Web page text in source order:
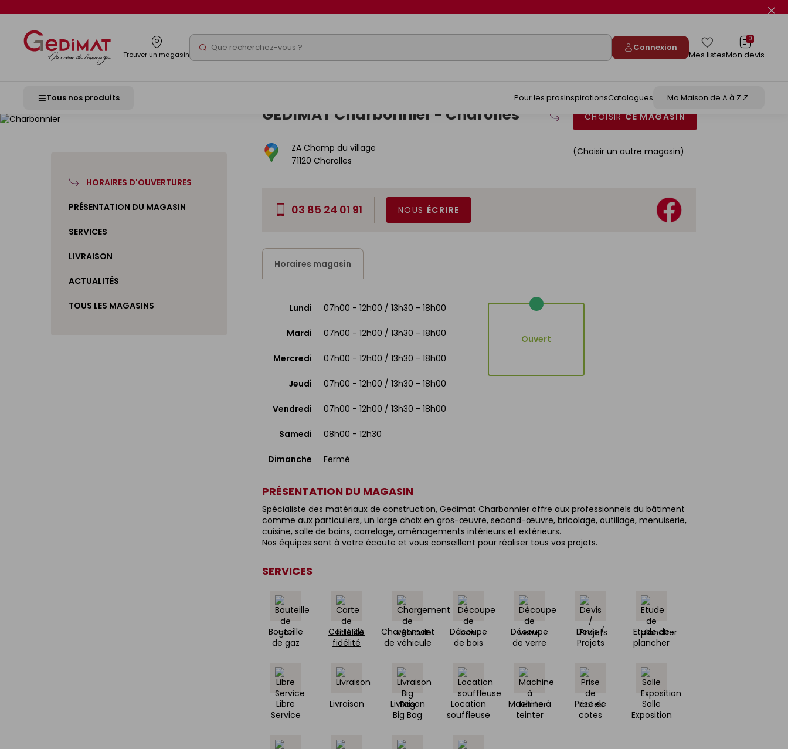
Trouver un magasin Rechercher Connexion
Mes listes
0
Mon devis
Tous nos produits Pour les prosInspirationsCatalogues Ma Maison de A à Z
HORAIRES D'OUVERTURES
PRÉSENTATION DU MAGASIN
SERVICES
LIVRAISON
ACTUALITÉS
TOUS LES MAGASINS
GEDIMAT Charbonnier - Charolles
ZA Champ du village
71120 Charolles
CHOISIRCE MAGASIN
(Choisir un autre magasin)
03 85 24 01 91 NOUS ÉCRIRE
Nous
suivre
sur
Horaires magasin
Lundi 07h00 - 12h00 / 13h30 - 18h00
Mardi 07h00 - 12h00 / 13h30 - 18h00
Mercredi 07h00 - 12h00 / 13h30 - 18h00
Jeudi 07h00 - 12h00 / 13h30 - 18h00
Vendredi 07h00 - 12h00 / 13h30 - 18h00
Samedi 08h00 - 12h30
Dimanche Fermé
Ouvert
PRÉSENTATION DU MAGASIN
Spécialiste des matériaux de construction, Gedimat Charbonnier offre aux professionnels du bâtiment
comme aux particuliers, un large choix en gros-œuvre, second-œuvre, bricolage, outillage, menuiserie,
cuisine, salle de bains, carrelage, aménagements intérieurs et extérieurs.
Nos équipes sont à votre écoute et vous conseillent pour réaliser tous vos projets.
SERVICES
Bouteille
de gaz
Carte de
fidélité
Chargement
de véhicule
Découpe
de bois
Découpe
de verre
Devis /
Projets
Etude de
plancher
Libre
Service
Livraison
Livraison
Big Bag
Location
souffleuse
Machine à
teinter
Prise de
cotes
Salle
Exposition